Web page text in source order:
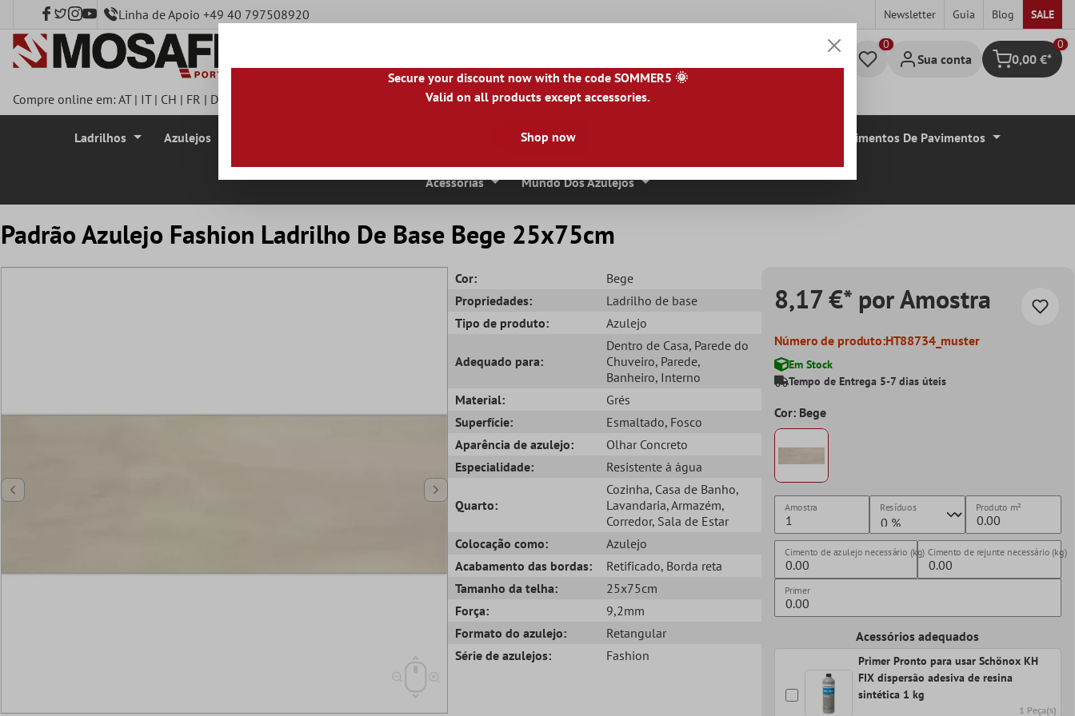
principal Linha de Apoio +49 40 797508920 Newsletter Guia Blog SALE
Sua conta Carrinho de
0
0,00 €*
Compre online em:AT| IT| CH | FR | DE |PL|PT| FI| GR|RO| NO|HU|BG|HR|LU
Ladrilhos Azulejos Ladrilhos De Pedra Natural Lajes De Terraço Revestimentos De Pavimentos
Acessórias Mundo Dos Azulejos
Padrão Azulejo Fashion Ladrilho De Base Bege 25x75cm
Cor:
Bege
Propriedades:
Ladrilho de base
Tipo de produto:
Azulejo
Adequado para:
Dentro de Casa, Parede do
Chuveiro, Parede,
Banheiro, Interno
Material:
Grés
Superfície:
Esmaltado, Fosco
Aparência de azulejo:
Olhar Concreto
Especialidade:
Resistente à água
Quarto:
Cozinha, Casa de Banho,
Lavandaria, Armazém,
Corredor, Sala de Estar
Colocação como:
Azulejo
Acabamento das bordas:
Retificado, Borda reta
Tamanho da telha:
25x75cm
Força:
9,2mm
Formato do azulejo:
Retangular
Série de azulejos:
Fashion
8,17 €* por Amostra
Número de produto:HT88734_muster
Em Stock
Tempo de Entrega 5-7 dias úteis
Cor: Bege
Amostra Resíduos Produto m²
Cimento de azulejo necessário (kg) Cimento de rejunte necessário (kg)
Primer
Acessórios adequados
Primer Pronto para usar Schönox KH
FIX dispersão adesiva de resina
sintética 1 kg
1 Peça(s)
Secure your discount now with the code SOMMER5 🌞
Valid on all products except accessories.
Shop now